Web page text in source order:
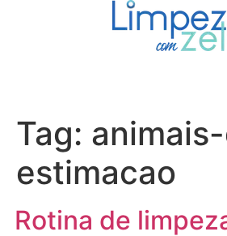
Tag:
estimacao
Rotina de